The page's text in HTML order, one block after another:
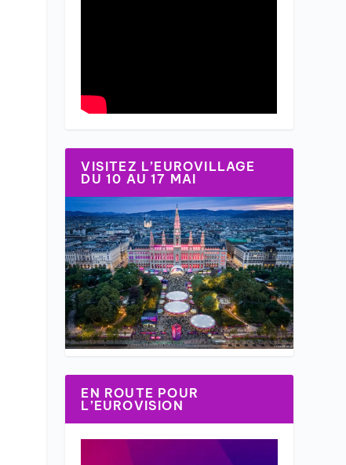
VISITEZ L’EUROVILLAGE
DU 10 AU 17 MAI
EN ROUTE POUR
L’EUROVISION